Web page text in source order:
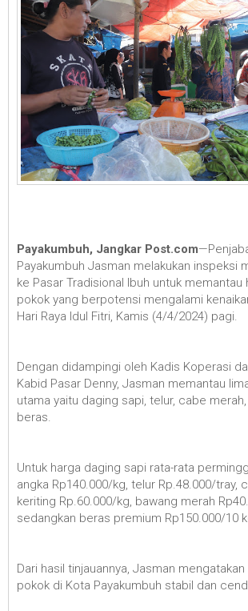
Payakumbuh, Jangkar Post.com
Payakumbuh Jasman melakukan inspeksi
ke Pasar Tradisional Ibuh untuk memantau
pokok yang berpotensi mengalami
Hari Raya Idul Fitri, Kamis (4/4/2024) pagi.
Dengan didampingi oleh Kadis Koperasi
Kabid Pasar Denny, Jasman memantau
utama yaitu daging sapi, telur, cabe
beras.
Untuk harga daging sapi rata-rata
angka Rp140.000/kg, telur Rp.48.000/tray,
keriting Rp.60.000/kg, bawang merah
sedangkan beras premium Rp150.000/10
Dari hasil tinjauannya, Jasman
pokok di Kota Payakumbuh stabil dan